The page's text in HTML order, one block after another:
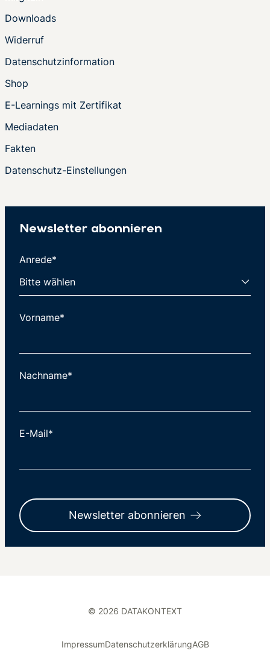
Downloads
Widerruf
Datenschutzinformation
Shop
E-Learnings mit Zertifikat
Mediadaten
Fakten
Datenschutz-Einstellungen
Newsletter abonnieren
Anrede*
Vorname*
Nachname*
E-Mail*
Newsletter abonnieren
© 2026 DATAKONTEXT
ImpressumDatenschutzerklärungAGB